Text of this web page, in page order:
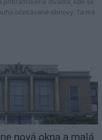
očekávané obnovy. Ta má
nová okna a malá